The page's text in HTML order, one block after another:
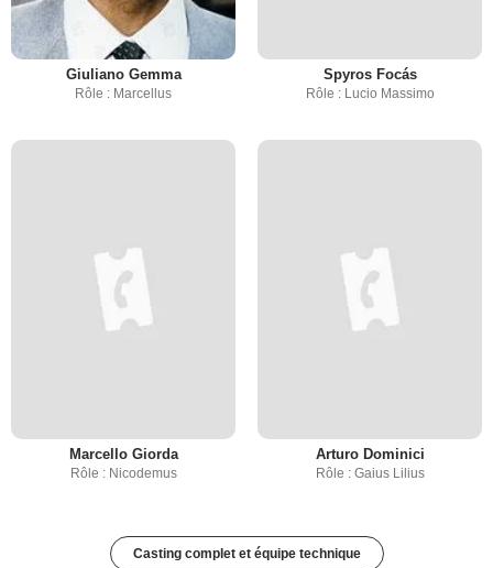
Giuliano Gemma
Rôle : Marcellus
Spyros Focás
Rôle : Lucio Massimo
Marcello Giorda
Rôle : Nicodemus
Arturo Dominici
Rôle : Gaius Lilius
Casting complet et équipe technique